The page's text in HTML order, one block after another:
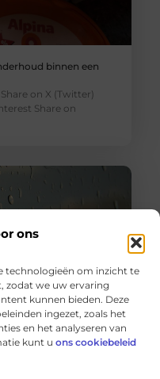
ons
technologieën om inzicht te
zodat we uw ervaring
kunnen bieden. Deze
ingezet, zoals het
en het analyseren van
kunt u ons cookiebeleid
binnen een
on X (Twitter)
Share on
in en wat kun je van
on X (Twitter)